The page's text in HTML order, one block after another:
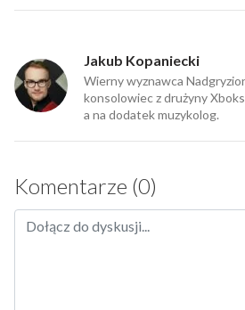
Jakub Kopaniecki
Wierny wyznawca
konsolowiec z drużyny
a na dodatek muzykolog.
Komentarze (0)